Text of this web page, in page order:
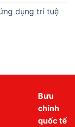
dụng trí tuệ
Bưu
chính
quốc tế